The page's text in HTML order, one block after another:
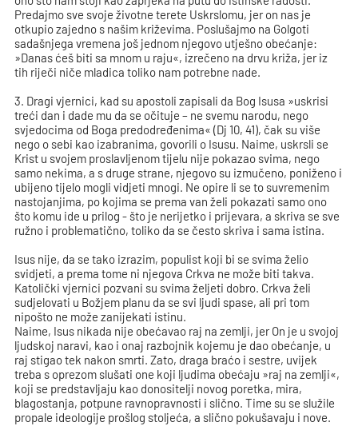
Predajmo sve svoje životne terete Uskrslomu, jer on nas je
otkupio zajedno s našim križevima. Poslušajmo na Golgoti
sadašnjega vremena još jednom njegovo utješno obećanje:
»Danas ćeš biti sa mnom u raju«, izrečeno na drvu križa, jer iz
tih riječi niče mladica toliko nam potrebne nade.
3. Dragi vjernici, kad su apostoli zapisali da Bog Isusa »uskrisi
treći dan i dade mu da se očituje – ne svemu narodu, nego
svjedocima od Boga predodređenima« (Dj 10, 41), čak su više
nego o sebi kao izabranima, govorili o Isusu. Naime, uskrsli se
Krist u svojem proslavljenom tijelu nije pokazao svima, nego
samo nekima, a s druge strane, njegovo su izmučeno, poniženo i
ubijeno tijelo mogli vidjeti mnogi. Ne opire li se to suvremenim
nastojanjima, po kojima se prema van želi pokazati samo ono
što komu ide u prilog - što je nerijetko i prijevara, a skriva se sve
ružno i problematično, toliko da se često skriva i sama istina.
Isus nije, da se tako izrazim, populist koji bi se svima želio
svidjeti, a prema tome ni njegova Crkva ne može biti takva.
Katolički vjernici pozvani su svima željeti dobro. Crkva želi
sudjelovati u Božjem planu da se svi ljudi spase, ali pri tom
nipošto ne može zanijekati istinu.
Naime, Isus nikada nije obećavao raj na zemlji, jer On je u svojoj
ljudskoj naravi, kao i onaj razbojnik kojemu je dao obećanje, u
raj stigao tek nakon smrti. Zato, draga braćo i sestre, uvijek
treba s oprezom slušati one koji ljudima obećaju »raj na zemlji«,
koji se predstavljaju kao donositelji novog poretka, mira,
blagostanja, potpune ravnopravnosti i slično. Time su se služile
propale ideologije prošlog stoljeća, a slično pokušavaju i nove.